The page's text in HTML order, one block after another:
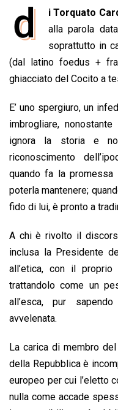
e
o
o
a
t
s
A
p
n
k
e
I
r
e
a
d
s
d i Torquato
alla parola
soprattutto in
(dal latino foedus +
ghiacciato del Cocito a
E’ uno spergiuro, un
imbrogliare,
ignora la storia e
riconoscimento
quando fa la
poterla mantenere;
fido di lui, è pronto a
A chi è rivolto il
inclusa la Presidente
all’etica, con il
trattandolo come un
all’esca, pur
avvelenata.
La carica di membro
della Repubblica è
europeo per cui l’eletto
nulla come accade